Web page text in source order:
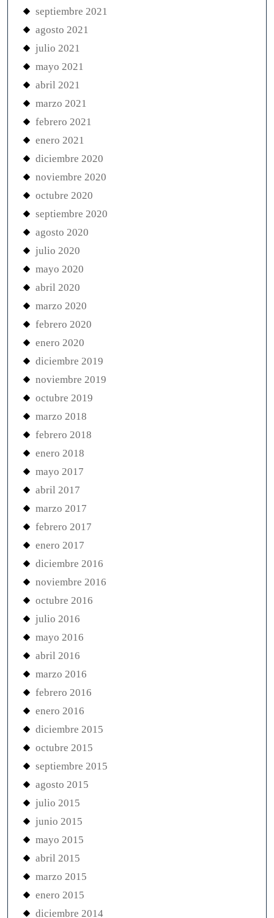
septiembre 2021
agosto 2021
julio 2021
mayo 2021
abril 2021
marzo 2021
febrero 2021
enero 2021
diciembre 2020
noviembre 2020
octubre 2020
septiembre 2020
agosto 2020
julio 2020
mayo 2020
abril 2020
marzo 2020
febrero 2020
enero 2020
diciembre 2019
noviembre 2019
octubre 2019
marzo 2018
febrero 2018
enero 2018
mayo 2017
abril 2017
marzo 2017
febrero 2017
enero 2017
diciembre 2016
noviembre 2016
octubre 2016
julio 2016
mayo 2016
abril 2016
marzo 2016
febrero 2016
enero 2016
diciembre 2015
octubre 2015
septiembre 2015
agosto 2015
julio 2015
junio 2015
mayo 2015
abril 2015
marzo 2015
enero 2015
diciembre 2014